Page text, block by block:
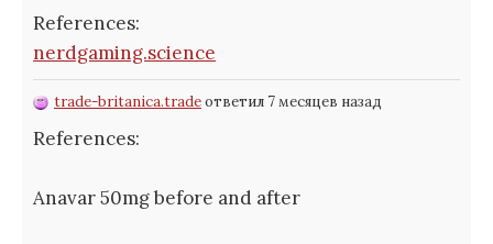
References:
nerdgaming.science
trade-britanica.tradeответил 7 месяцев назад
References:
Anavar 50mg before and after